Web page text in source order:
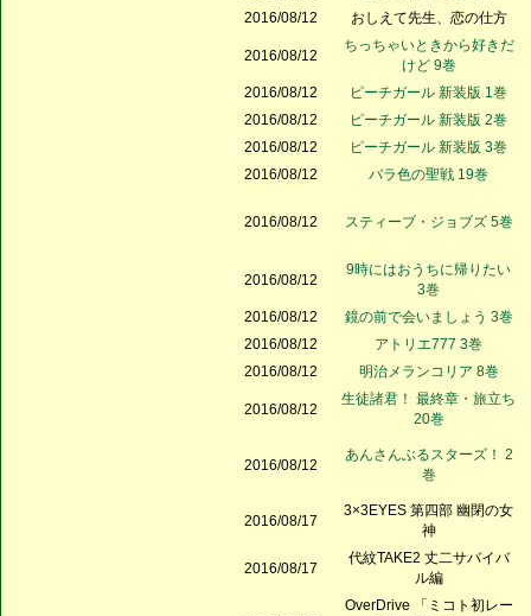
2016/08/12
おしえて先生、恋の仕方
2016/08/12
ちっちゃいときから好きだ
けど 9巻
2016/08/12
ピーチガール 新装版 1巻
2016/08/12
ピーチガール 新装版 2巻
2016/08/12
ピーチガール 新装版 3巻
2016/08/12
バラ色の聖戦 19巻
2016/08/12 スティーブ・ジョブズ 5巻
2016/08/12
9時にはおうちに帰りたい
3巻
2016/08/12
鏡の前で会いましょう 3巻
2016/08/12
アトリエ777 3巻
2016/08/12
明治メランコリア 8巻
2016/08/12
生徒諸君！ 最終章・旅立ち
20巻
2016/08/12
あんさんぶるスターズ！ 2
巻
2016/08/17
3×3EYES 第四部 幽閉の女
神
2016/08/17
代紋TAKE2 丈二サバイバ
ル編
OverDrive 「ミコト初レー